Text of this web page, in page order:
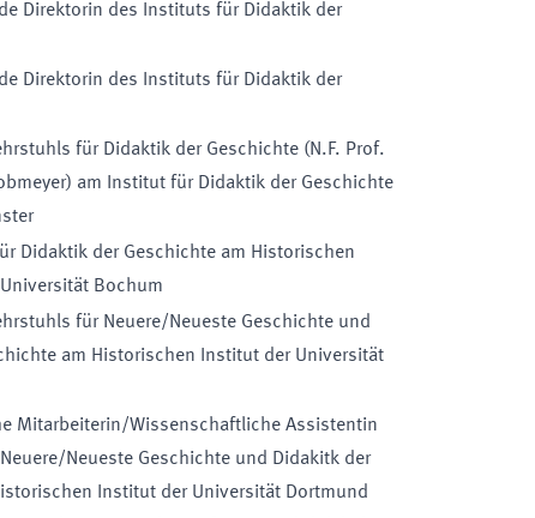
Direktorin des Instituts für Didaktik der
Direktorin des Instituts für Didaktik der
für Didaktik der Geschichte (N.F. Prof.
am Institut für Didaktik der Geschichte
Didaktik der Geschichte am Historischen
Bochum
für Neuere/Neueste Geschichte und
am Historischen Institut der Universität
Mitarbeiterin/Wissenschaftliche Assistentin
Neueste Geschichte und Didakitk der
Institut der Universität Dortmund